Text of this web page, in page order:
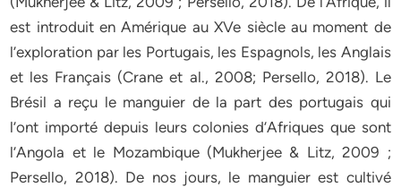
est introduit en Amérique au XVe siècle au moment de
l’exploration par les Portugais, les Espagnols, les Anglais
et les Français (Crane et al., 2008; Persello, 2018). Le
Brésil a reçu le manguier de la part des portugais qui
l’ont importé depuis leurs colonies d’Afriques que sont
l’Angola et le Mozambique (Mukherjee & Litz, 2009 ;
Persello, 2018). De nos jours, le manguier est cultivé